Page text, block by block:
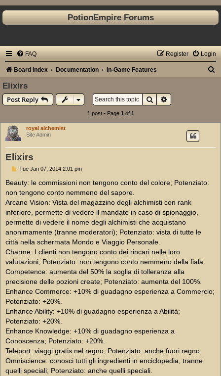
PotionEmpire Forums
FAQ Login
Register
Board index Documentation In-Game Features
c
Elixirs
Post Reply
SearchAdvanced search
1 post • Page 1 of 1
royal alchemist
Site Admin
Elixirs
P
s
Tue Jan 07, 2014 2:01 pm
Beauty: le commissioni non tengono conto del colore; Potenziato:
non tengono conto nemmeno del sapore.
Arcane Vision: Vista del magazzino degli alchimisti con rank
inferiore, permette di vedere il mandate in caso di spionaggio,
permette di vedere il nome degli alchimisti che acquistano
anonimamente (tranne moderatori); Potenziato: vista di tutte le
città nella schermata Mondo e Viaggio Personale.
Charme: I clienti non tengono conto dei rincari nelle loro
valutazioni; Potenziato: non tengono conto nemmeno della fiala.
Competence: aumenta del 50% la soglia di tolleranza alla
precisione delle pozioni create; Potenziato: aumenta del 100%.
Enhance Commerce: +10% di guadagno esperienza a Commercio;
Potenziato: +20%.
Enhance Ability: +10% di guadagno esperienza a Abilità;
Potenziato: +20%.
Enhance Knowledge: +10% di guadagno esperienza a
Conoscenza; Potenziato: +20%.
Teleport: viaggi gratis nel regno; Potenziato: anche fuori regno.
Omniscience: conosci tutti gli ingredienti in enciclopedia, tranne
quelli speciali; Potenziato: anche quelli speciali.